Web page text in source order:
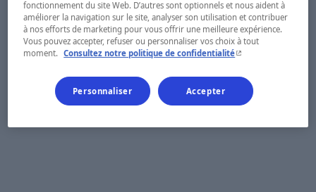
fonctionnement du site Web. D’autres sont optionnels et nous aident à
améliorer la navigation sur le site, analyser son utilisation et contribuer
à nos efforts de marketing pour vous offrir une meilleure expérience.
Vous pouvez accepter, refuser ou personnaliser vos choix à tout
moment.
Consultez notre politique de confidentialité- Cet hyperlien
Personnaliser Accepter